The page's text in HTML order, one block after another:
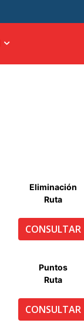
Eliminación
Ruta
CONSULTAR
Puntos
Ruta
CONSULTAR